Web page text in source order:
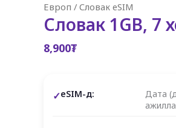
Европ / Словак eSIM
Словак 1GB, 7
8,900₮
eSIM-д:
Дата